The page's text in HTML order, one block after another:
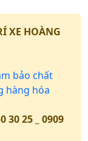
XE HOÀNG
bảo chất
hàng hóa
30 25 _ 0909